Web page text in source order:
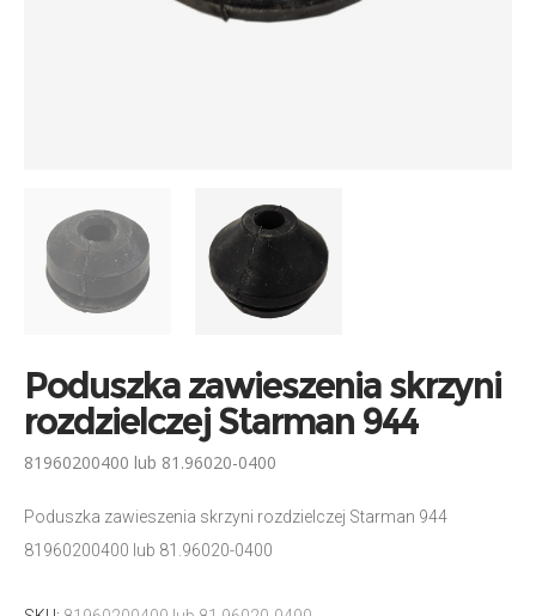
Poduszka zawieszenia skrzyni
rozdzielczej Starman 944
81960200400 lub 81.96020-0400
Poduszka zawieszenia skrzyni rozdzielczej Starman 944
81960200400 lub 81.96020-0400